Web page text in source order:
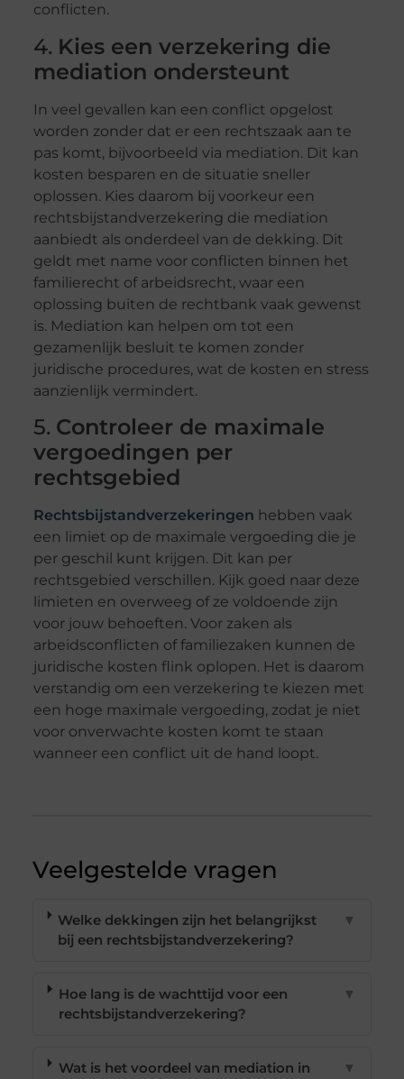
conflicten.
4. Kies een verzekering die
mediation ondersteunt
In veel gevallen kan een conflict opgelost
worden zonder dat er een rechtszaak aan te
pas komt, bijvoorbeeld via mediation. Dit kan
kosten besparen en de situatie sneller
oplossen. Kies daarom bij voorkeur een
rechtsbijstandverzekering die mediation
aanbiedt als onderdeel van de dekking. Dit
geldt met name voor conflicten binnen het
familierecht of arbeidsrecht, waar een
oplossing buiten de rechtbank vaak gewenst
is. Mediation kan helpen om tot een
gezamenlijk besluit te komen zonder
juridische procedures, wat de kosten en stress
aanzienlijk vermindert.
5. Controleer de maximale
vergoedingen per
rechtsgebied
Rechtsbijstandverzekeringen hebben vaak
een limiet op de maximale vergoeding die je
per geschil kunt krijgen. Dit kan per
rechtsgebied verschillen. Kijk goed naar deze
limieten en overweeg of ze voldoende zijn
voor jouw behoeften. Voor zaken als
arbeidsconflicten of familiezaken kunnen de
juridische kosten flink oplopen. Het is daarom
verstandig om een verzekering te kiezen met
een hoge maximale vergoeding, zodat je niet
voor onverwachte kosten komt te staan
wanneer een conflict uit de hand loopt.
Veelgestelde vragen
Welke dekkingen zijn het belangrijkst
bij een rechtsbijstandverzekering?
▼
Hoe lang is de wachttijd voor een
rechtsbijstandverzekering?
▼
Wat is het voordeel van mediation in ▼